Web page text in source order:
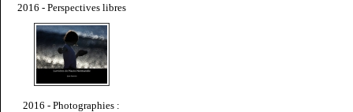
2016 - Perspectives libres
2016 - Photographies :